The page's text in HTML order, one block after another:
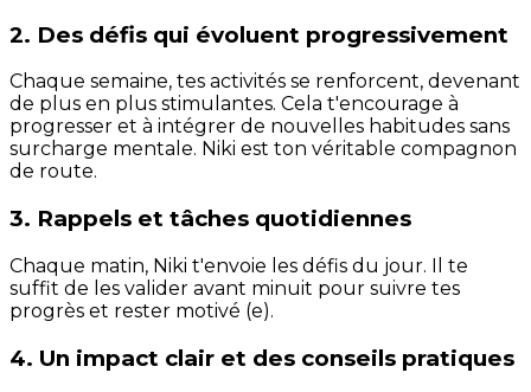
2. Des défis qui évoluent progressivement
Chaque semaine, tes activités se renforcent, devenant
de plus en plus stimulantes. Cela t'encourage à
progresser et à intégrer de nouvelles habitudes sans
surcharge mentale. Niki est ton véritable compagnon
de route.
3. Rappels et tâches quotidiennes
Chaque matin, Niki t'envoie les défis du jour. Il te
suffit de les valider avant minuit pour suivre tes
progrès et rester motivé (e).
4. Un impact clair et des conseils pratiques